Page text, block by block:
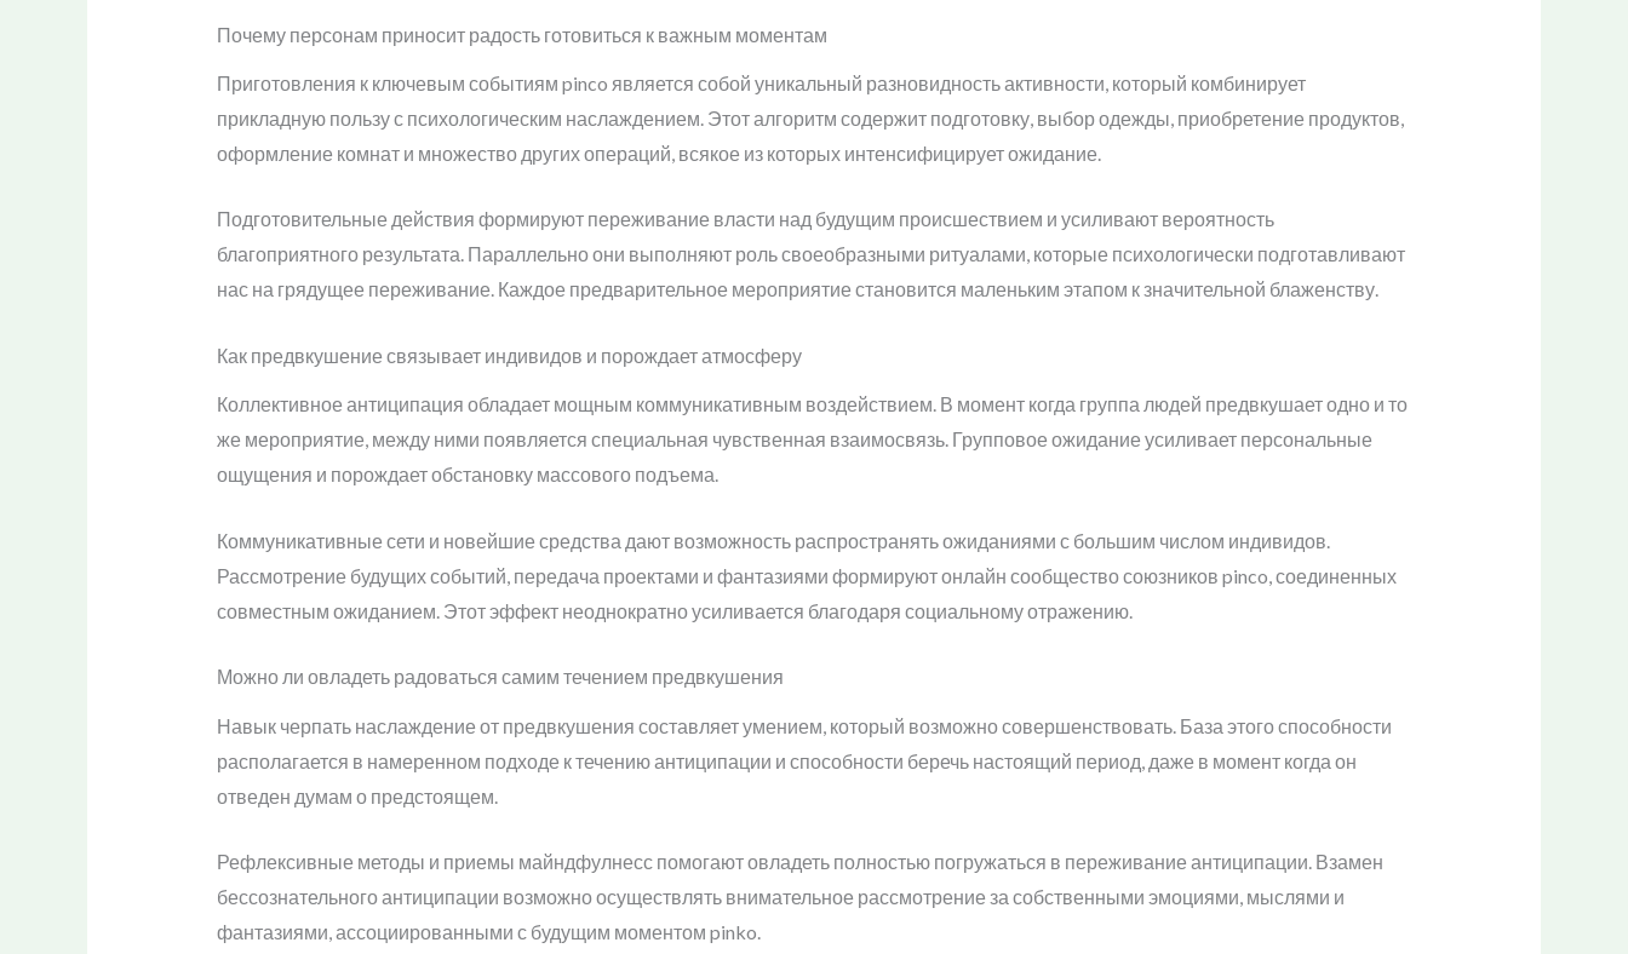
Почему персонам приносит радость готовиться к важным моментам
Приготовления к ключевым событиям pinco является собой уникальный разновидность активности, который комбинирует
прикладную пользу с психологическим наслаждением. Этот алгоритм содержит подготовку, выбор одежды, приобретение продуктов,
оформление комнат и множество других операций, всякое из которых интенсифицирует ожидание.
Подготовительные действия формируют переживание власти над будущим происшествием и усиливают вероятность
благоприятного результата. Параллельно они выполняют роль своеобразными ритуалами, которые психологически подготавливают
нас на грядущее переживание. Каждое предварительное мероприятие становится маленьким этапом к значительной блаженству.
Как предвкушение связывает индивидов и порождает атмосферу
Коллективное антиципация обладает мощным коммуникативным воздействием. В момент когда группа людей предвкушает одно и то
же мероприятие, между ними появляется специальная чувственная взаимосвязь. Групповое ожидание усиливает персональные
ощущения и порождает обстановку массового подъема.
Коммуникативные сети и новейшие средства дают возможность распространять ожиданиями с большим числом индивидов.
Рассмотрение будущих событий, передача проектами и фантазиями формируют онлайн сообщество союзников pinco, соединенных
совместным ожиданием. Этот эффект неоднократно усиливается благодаря социальному отражению.
Можно ли овладеть радоваться самим течением предвкушения
Навык черпать наслаждение от предвкушения составляет умением, который возможно совершенствовать. База этого способности
располагается в намеренном подходе к течению антиципации и способности беречь настоящий период, даже в момент когда он
отведен думам о предстоящем.
Рефлексивные методы и приемы майндфулнесс помогают овладеть полностью погружаться в переживание антиципации. Взамен
бессознательного антиципации возможно осуществлять внимательное рассмотрение за собственными эмоциями, мыслями и
фантазиями, ассоциированными с будущим моментом pinko.